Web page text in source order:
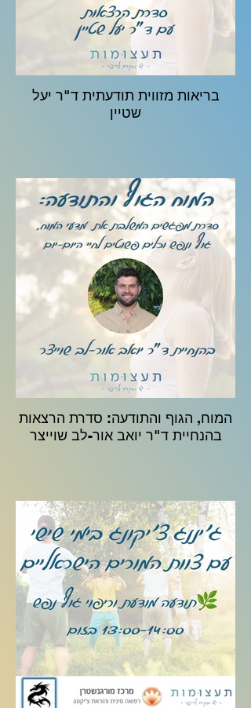
בריאות מזווית תודעתית ד"ר יעל
שטיין
המוח, הגוף והתודעה: סדרת הרצאות
בהנחיית ד"ר יואב אור-לב שוייצר